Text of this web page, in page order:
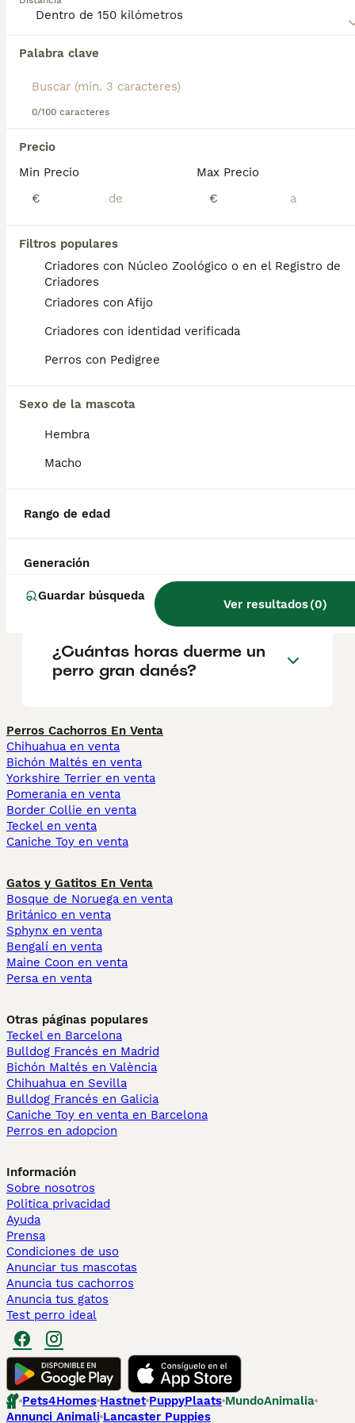
Palabra clave
0/100 caracteres
Precio
Min Precio
€
Max Precio
€
Filtros populares
Criadores con Núcleo Zoológico o en el Registro de
Criadores
Criadores con Afijo
Criadores con identidad verificada
Perros con Pedigree
Sexo de la mascota
Hembra
Macho
Rango de edad
Generación
Guardar búsqueda
Ver resultados(0)
Encontramos 0 Gran danés Cachorros en
Si deseas exactamente esta búsqueda guarda tu
búsqueda y espera el resultado perfecto:
Preguntas frecuentes
¿Cuánto cuesta un cachorro
de Dogo Aleman?
El coste medio de un cachorro de Dogo
Aleman en España es de aproximadamente
800€, aunque los precios pueden variar
según factores como el pedigrí, la
¿Cómo es el carácter del
¿Es lo mismo un dogo
¿Es agresivo el gran danés?
¿Cuántas horas duerme un
perro gran danés?
Perros Cachorros En Venta
Chihuahua en venta
Bichón Maltés en venta
Yorkshire Terrier en venta
Pomerania en venta
Border Collie en venta
Teckel en venta
Caniche Toy en venta
Gatos y Gatitos En Venta
Bosque de Noruega en venta
Británico en venta
Sphynx en venta
Bengalí en venta
Maine Coon en venta
Persa en venta
Otras páginas populares
Teckel en Barcelona
Bulldog Francés en Madrid
Bichón Maltés en València
Chihuahua en Sevilla
Bulldog Francés en Galicia
Caniche Toy en venta en Barcelona
Perros en adopcion
Información
Sobre nosotros
Politica privacidad
Ayuda
Prensa
Condiciones de uso
Anunciar tus mascotas
Anuncia tus cachorros
Anuncia tus gatos
Test perro ideal
Pets4Homes Hastnet PuppyPlaats MundoAnimalia
Annunci Animali Lancaster Puppies